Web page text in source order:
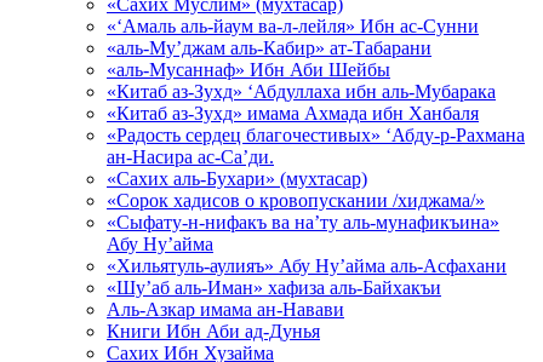
«Сахих Муслим» (мухтасар)
«‘Амаль аль-йаум ва-л-лейля» Ибн ас-Сунни
«аль-Му’джам аль-Кабир» ат-Табарани
«аль-Мусаннаф» Ибн Аби Шейбы
«Китаб аз-Зухд» ‘Абдуллаха ибн аль-Мубарака
«Китаб аз-Зухд» имама Ахмада ибн Ханбаля
«Радость сердец благочестивых» ‘Абду-р-Рахмана
ан-Насира ас-Са’ди.
«Сахих аль-Бухари» (мухтасар)
«Сорок хадисов о кровопускании /хиджама/»
«Сыфату-н-нифакъ ва на’ту аль-мунафикъина»
Абу Ну’айма
«Хильятуль-аулияъ» Абу Ну’айма аль-Асфахани
«Шу’аб аль-Иман» хафиза аль-Байхакъи
Аль-Азкар имама ан-Навави
Книги Ибн Аби ад-Дунья
Сахих Ибн Хузайма